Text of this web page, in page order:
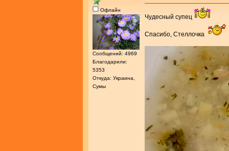
Офлайн
Сообщений: 4969
Благодарили:
5353
Откуда: Украина,
Сумы
Чудесный супец
Спасибо, Стеллочка